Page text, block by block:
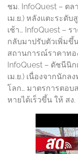
ชม. InfoQuest – ต
เม.ย.) หลังแตะระดั
เช้า… InfoQuest – ร
กลับมาปรับตัวเพิ่มขึ้
สถานการณ์ราคาทอ
InfoQuest – ดัชนีนิ
เม.ย.) เนื่องจากนักล
โลก… มาตรการตอบ
หายได้เร็วขึ้น ให้ สง.